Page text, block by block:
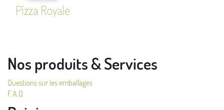
Pizza Royale
Nos produits & Services
Questions sur les emballages
F.A.Q.